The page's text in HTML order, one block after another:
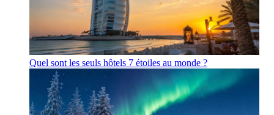
Quel sont les seuls hôtels 7 étoiles au monde ?